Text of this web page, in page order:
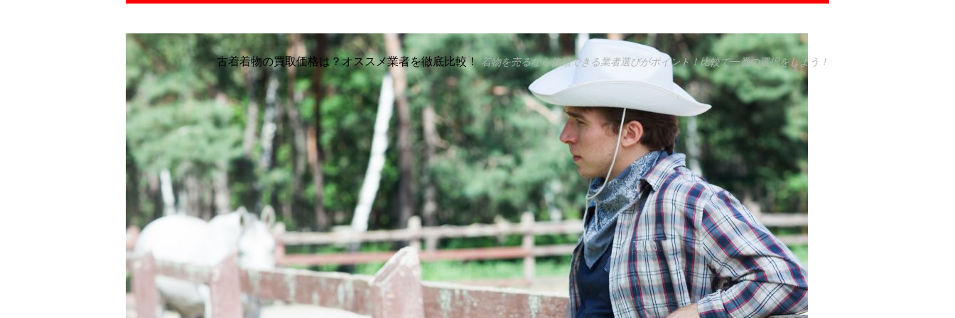
古着着物の買取価格は？オススメ業者を徹底比較！ 着物を売るなら信頼できる業者選びがポイント！比較で一番の選択をしよう！